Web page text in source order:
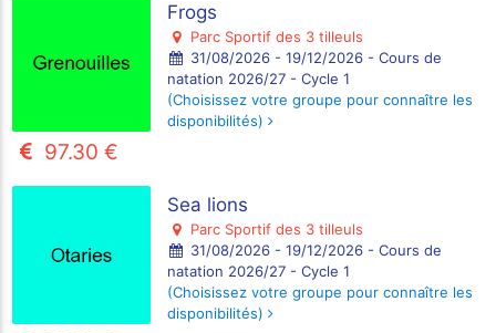
Frogs
Parc Sportif des 3 tilleuls
31/08/2026 - 19/12/2026 - Cours de
natation 2026/27 - Cycle 1
(Choisissez votre groupe pour connaître les
disponibilités)
97.30 €
Sea lions
Parc Sportif des 3 tilleuls
31/08/2026 - 19/12/2026 - Cours de
natation 2026/27 - Cycle 1
(Choisissez votre groupe pour connaître les
disponibilités)